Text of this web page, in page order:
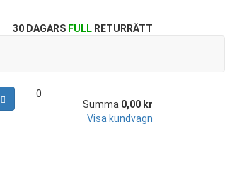
30 DAGARS FULL RETURRÄTT
Summa 0,00 kr
Visa kundvagn
0